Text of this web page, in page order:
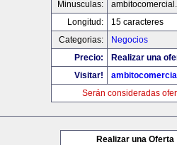
Minusculas:
Longitud:
15 caracteres
Categorias:
Negocios
Precio:
Realizar una
Visitar!
Serán consideradas
Realizar una Oferta